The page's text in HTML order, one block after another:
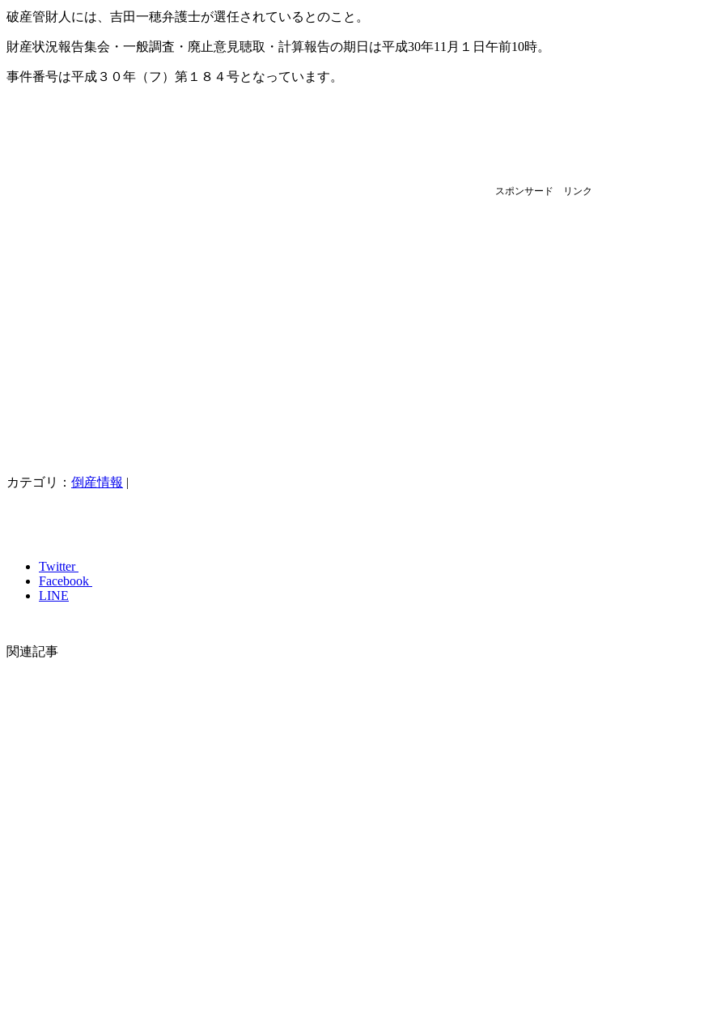
破産管財人には、吉田一穂弁護士が選任されているとのこと。
財産状況報告集会・一般調査・廃止意見聴取・計算報告の期日は平成30年11月１日午前10時。
事件番号は平成３０年（フ）第１８４号となっています。
スポンサード リンク
カテゴリ： 倒産情報 |
Twitter
Facebook
LINE
関連記事